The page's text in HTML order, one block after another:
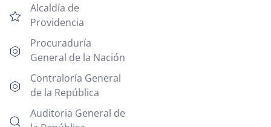
Alcaldía de
Providencia
Procuraduría
General de la Nación
Contraloría General
de la República
Auditoria General de